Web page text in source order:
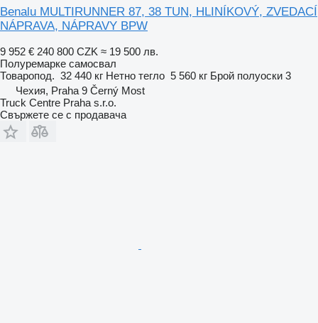
Benalu MULTIRUNNER 87, 38 TUN, HLINÍKOVÝ, ZVEDACÍ
NÁPRAVA, NÁPRAVY BPW
9 952 € 240 800 CZK ≈ 19 500 лв.
Полуремарке самосвал
Товаропод. 32 440 кг Нетно тегло 5 560 кг Брой полуоски 3
Чехия, Praha 9 Černý Most
Truck Centre Praha s.r.o.
Свържете се с продавача